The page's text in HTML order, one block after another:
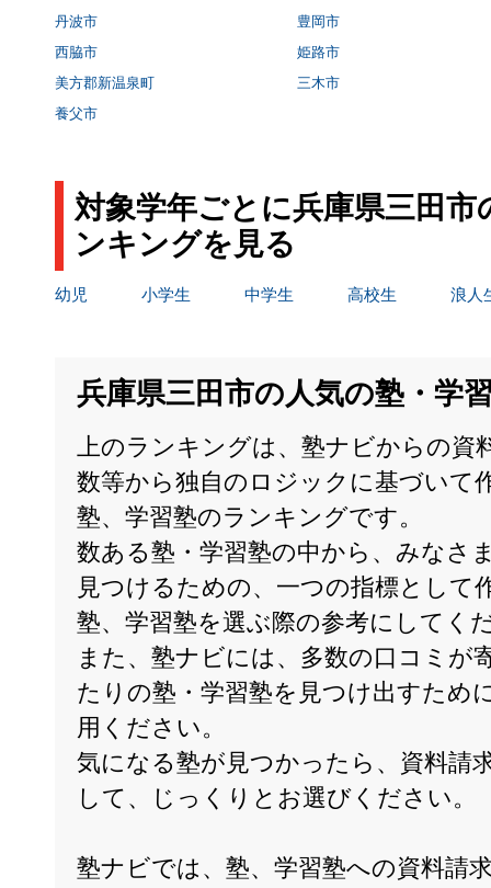
丹波市
豊岡市
西脇市
姫路市
美方郡新温泉町
三木市
養父市
対象学年ごとに兵庫県三田
ンキングを見る
幼児 小学生 中学生 高校生 浪人
兵庫県三田市の人気の塾・学
上のランキングは、塾ナビからの資
数等から独自のロジックに基づいて
塾、学習塾のランキングです。
数ある塾・学習塾の中から、みなさ
見つけるための、一つの指標として
塾、学習塾を選ぶ際の参考にしてく
また、塾ナビには、多数の口コミが
たりの塾・学習塾を見つけ出すため
用ください。
気になる塾が見つかったら、資料請
して、じっくりとお選びください。
塾ナビでは、塾、学習塾への資料請